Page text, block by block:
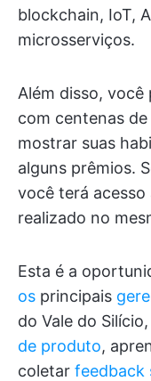
blockchain, IoT,
microsserviços.
Além disso,
com centenas
mostrar suas
alguns prêmios.
você terá
realizado no
Esta é a
os principais
do Vale do
de produto,
coletar feedback